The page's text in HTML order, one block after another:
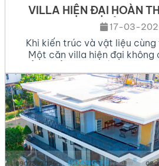
VILLA HIỆN ĐẠI HOÀN
TOSTEM NHẬT BẢN –
CAO CẤP
17-03-
Khi kiến trúc và vật liệu
Một căn villa hiện đại không
Trong đó, cửa nhôm kính cao
trọng giúp nâng cao trải
thẩm […]